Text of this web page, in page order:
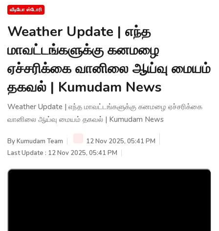
வீடியோ ஸ்டோரி
Weather Update | எந்த
மாவட்டங்களுக்கு கனமழை
ஏச்சரிக்கை வானிலை ஆய்வு மையம்
தகவல் | Kumudam News
Weather Update | எந்த மாவட்டங்களுக்கு கனமழை ஏச்சரிக்கை
வானிலை ஆய்வு மையம் தகவல் | Kumudam News
ByKumudam Team
12 Nov 2025, 05:41 PM
Last Update : 12 Nov 2025, 05:41 PM